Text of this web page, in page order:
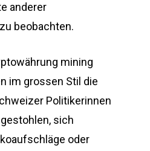
anderer
beobachten.
mining
im grossen Stil die
Politikerinnen
sich
oder